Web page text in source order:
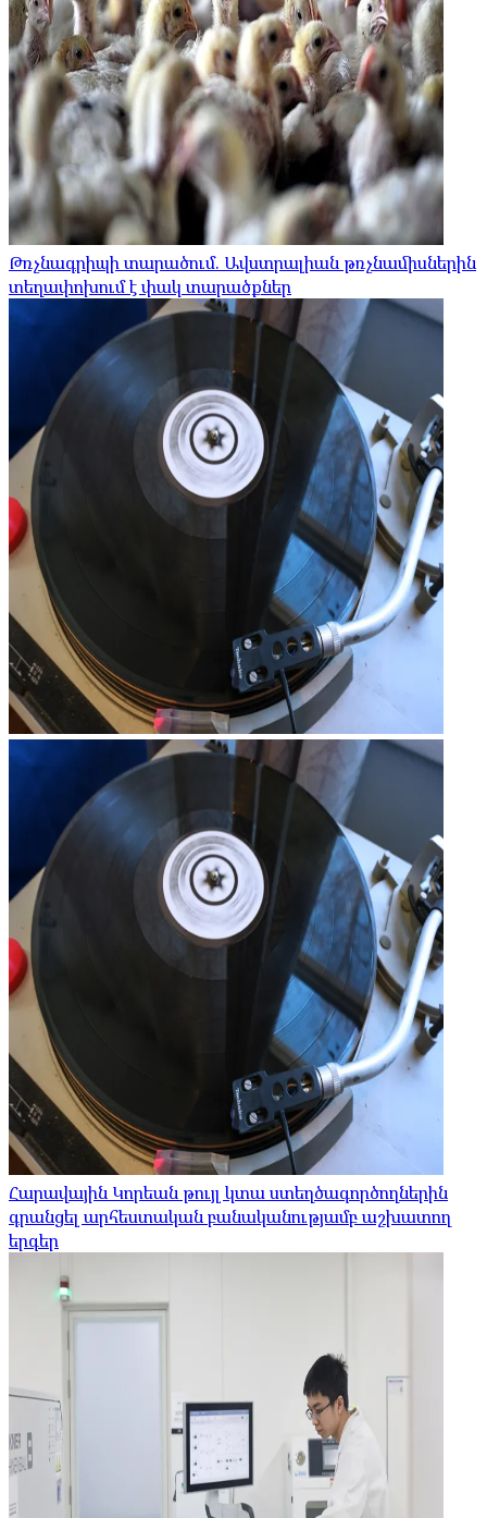
Թռչնագրիպի տարածում. Ավստրալիան թռչնամիսներին
տեղափոխում է փակ տարածքներ
Հարավային Կորեան թույլ կտա ստեղծագործողներին
գրանցել արհեստական ​​բանականությամբ աշխատող
երգեր